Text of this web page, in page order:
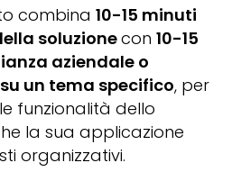
combina 10-15 minuti
soluzionecon 10-15
aziendale o
un tema specifico, per
funzionalità dello
la sua applicazione
organizzativi.